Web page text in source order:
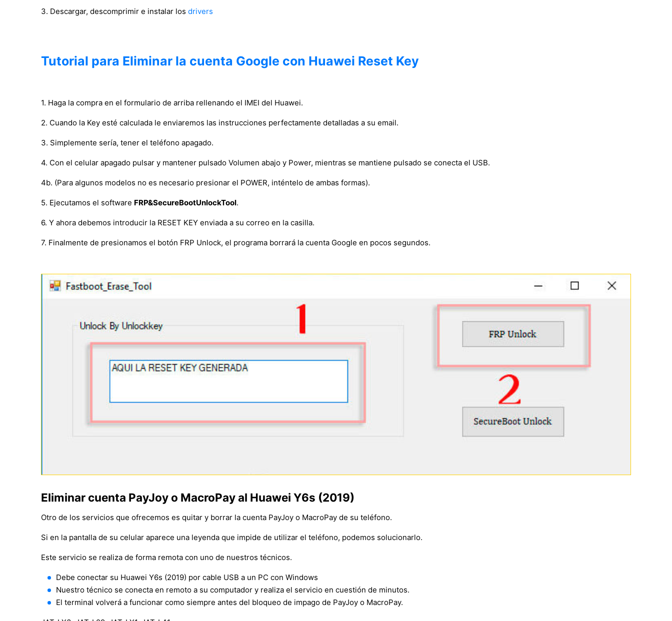
3. Descargar, descomprimir e instalar los drivers
Tutorial para Eliminar la cuenta Google con Huawei Reset Key
1. Haga la compra en el formulario de arriba rellenando el IMEI del Huawei.
2. Cuando la Key esté calculada le enviaremos las instrucciones perfectamente detalladas a su email.
3. Simplemente sería, tener el teléfono apagado.
4. Con el celular apagado pulsar y mantener pulsado Volumen abajo y Power, mientras se mantiene pulsado se conecta el USB.
4b. (Para algunos modelos no es necesario presionar el POWER, inténtelo de ambas formas).
5. Ejecutamos el software FRP&SecureBootUnlockTool.
6. Y ahora debemos introducir la RESET KEY enviada a su correo en la casilla.
7. Finalmente de presionamos el botón FRP Unlock, el programa borrará la cuenta Google en pocos segundos.
Eliminar cuenta PayJoy o MacroPay al Huawei Y6s (2019)
Otro de los servicios que ofrecemos es quitar y borrar la cuenta PayJoy o MacroPay de su teléfono.
Si en la pantalla de su celular aparece una leyenda que impide de utilizar el teléfono, podemos solucionarlo.
Este servicio se realiza de forma remota con uno de nuestros técnicos.
Debe conectar su Huawei Y6s (2019) por cable USB a un PC con Windows
Nuestro técnico se conecta en remoto a su computador y realiza el servicio en cuestión de minutos.
El terminal volverá a funcionar como siempre antes del bloqueo de impago de PayJoy o MacroPay.